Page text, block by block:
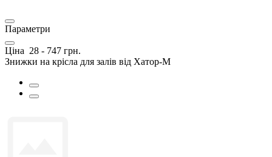
Параметри
Ціна 28 - 747 грн.
Знижки на крісла для залів від Хатор-М